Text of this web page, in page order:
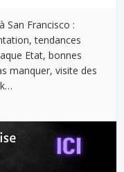
San Francisco :
tendances
Etat, bonnes
manquer, visite des